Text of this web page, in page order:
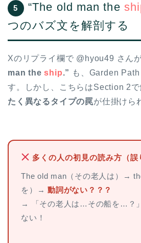
5 “The old man the
つのバズ文を解剖する
Xのリプライ欄で @hyou49 さん
man theship.” も、Garden
す。しかし、こちらはSection 2
たく異なるタイプの罠が仕掛けら
多くの人の初見の読み方（誤
The old man（その老人は）→
を）→ 動詞がない？？？
→ 「その老人は…その船を…？
ない！